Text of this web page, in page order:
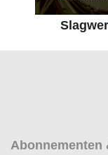
Abonnementen